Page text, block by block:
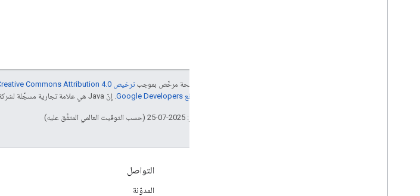
إنّ محتوى هذه الصفحة مرخّص بموجبترخيص Creative Commons Attribution 4.0‏
سياسات موقع Google Developers‏ . إنّ Java هي علامة تجارية مسجَّلة لشركة Oracle و/أو شركائها التابعين.
تاريخ التعديل الأخير: 2025-07-25 (حسب التوقيت العالمي المتفَّق عليه)
التواصل
المدوّنة